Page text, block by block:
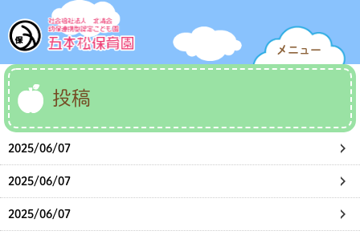
メニュー
投稿
2025/06/07
2025/06/07
2025/06/07